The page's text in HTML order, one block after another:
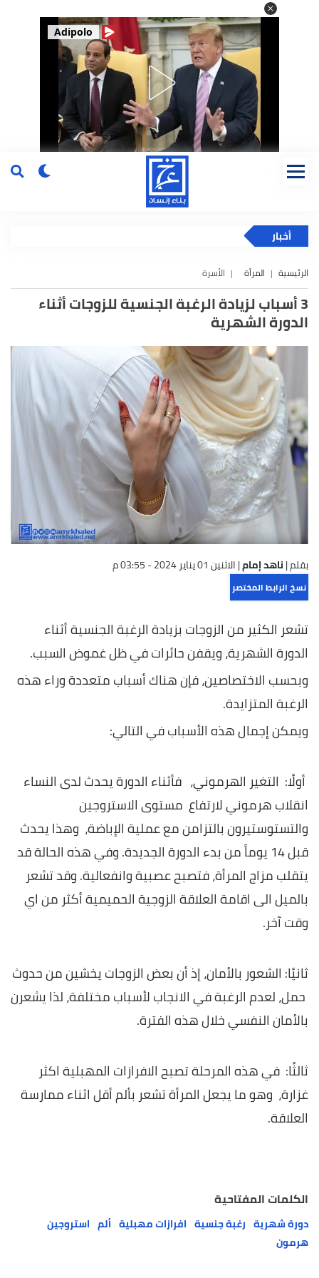
Adipolo
أخبار
الرئيسية المرأة الأسرة
3 أسباب لزيادة الرغبة الجنسية للزوجات أثناء
الدورة الشهرية
بقلم |ناهد إمام|الاثنين 01 يناير 2024 - 03:55 م
نسخ الرابط المختصر
تشعر الكثير من الزوجات بزيادة الرغبة الجنسية أثناء
الدورة الشهرية، ويقفن حائرات في ظل غموض السبب.
وبحسب الاختصاصين، فإن هناك أسباب متعددة وراء هذه
الرغبة المتزايدة.
ويمكن إجمال هذه الأسباب في التالي:
أولًا: التغير الهرموني، فأثناء الدورة يحدث لدى النساء
انقلاب هرموني لارتفاع مستوى الاستروجين
والتستوستيرون بالتزامن مع عملية الإباضة، وهذا يحدث
قبل 14 يوماً من بدء الدورة الجديدة. وفي هذه الحالة قد
يتقلب مزاج المرأة، فتصبح عصبية وانفعالية. وقد تشعر
بالميل الى اقامة العلاقة الزوجية الحميمية أكثر من اي
وقت آخر.
ثانيًا: الشعور بالأمان، إذ أن بعض الزوجات يخشين من حدوث
حمل، لعدم الرغبة في الانجاب لأسباب مختلفة، لذا يشعرن
بالأمان النفسي خلال هذه الفترة.
ثالثًا: في هذه المرحلة تصبح الافرازات المهبلية اكثر
غزارة، وهو ما يجعل المرأة تشعر بألم أقل اثناء ممارسة
العلاقة.
الكلمات المفتاحية
دورة شهرية رغبة جنسية افرازات مهبلية ألم استروجين
هرمون